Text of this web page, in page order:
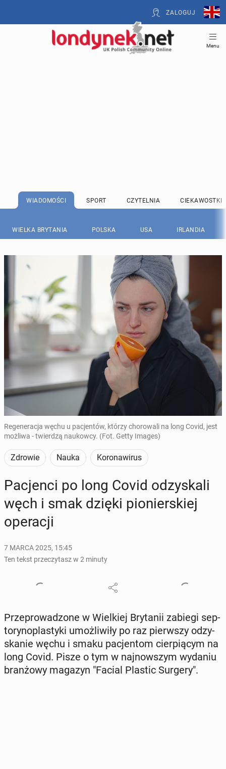
ZALOGUJ
Menu
WIADOMOŚCI SPORT CZYTELNIA CIEKAWOSTKI
WIELKA BRYTANIA POLSKA USA IRLANDIA
Regeneracja węchu u pacjentów, którzy chorowali na long Covid, jest
możliwa - twierdzą naukowcy. (Fot. Getty Images)
Zdrowie Nauka Koronawirus
Pa­cjen­ci po long Covid od­zy­ska­li
węch i smak dzięki pio­nier­skiej
ope­ra­cji
7 MARCA 2025, 15:45
Ten tekst przeczytasz w 2 minuty
Prze­pro­wa­dzo­ne w Wiel­kiej Bry­ta­nii zabiegi sep­
to­ry­no­pla­sty­ki umoż­li­wi­ły po raz pierw­szy od­zy­
ska­nie węchu i smaku pa­cjen­tom cier­pią­cym na
long Covid. Pisze o tym w naj­now­szym wydaniu
bran­żo­wy magazyn "Facial Plastic Surgery".